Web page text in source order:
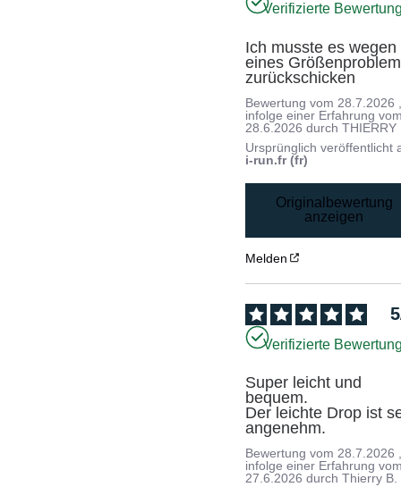
Verifizierte
Ich musste es wegen
eines
zurückschicken
Bewertung vom 28.7.2026
infolge einer Erfahrung
28.6.2026 durchTHIERRY
Ursprünglich veröffentlicht
i-run.fr (fr)
Originalbewertung
anzeigen
Melden
5
Verifizierte
Super leicht und
bequem.
Der leichte Drop ist
angenehm.
Bewertung vom 28.7.2026
infolge einer Erfahrung
27.6.2026 durchThierry B.